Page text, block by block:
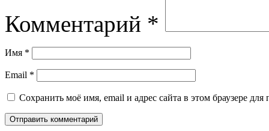
Комментарий *
Имя *
Email *
Сохранить моё имя, email и адрес сайта в этом браузере